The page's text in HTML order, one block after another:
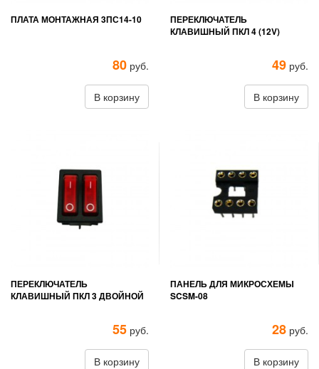
ПЛАТА МОНТАЖНАЯ 3ПС14-10
80 руб.
В корзину
ПЕРЕКЛЮЧАТЕЛЬ
КЛАВИШНЫЙ ПКЛ 4 (12V)
49 руб.
В корзину
ПЕРЕКЛЮЧАТЕЛЬ
КЛАВИШНЫЙ ПКЛ 3 ДВОЙНОЙ
55 руб.
В корзину
ПАНЕЛЬ ДЛЯ МИКРОСХЕМЫ
SCSM-08
28 руб.
В корзину